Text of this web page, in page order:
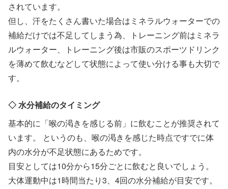
されています。
但し、汗をたくさん書いた場合はミネラルウォーターでの
補給だけでは不足してしまう為、トレーニング前はミネラ
ルウォーター、トレーニング後は市販のスポーツドリンク
を薄めて飲むなどして状態によって使い分ける事も大切で
す。
◇ 水分補給のタイミング
基本的に「喉の渇きを感じる前」に飲むことが推奨されて
います。 というのも、喉の渇きを感じた時点ですでに体
内の水分が不足状態にあるためです。
目安としては10分から15分ごとに飲むと良いでしょう。
大体運動中は1時間当たり3、4回の水分補給が目安です。